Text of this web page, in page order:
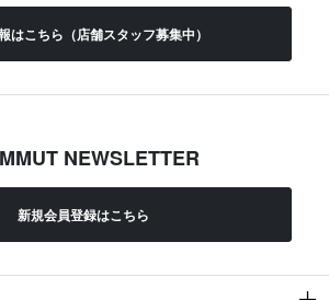
はこちら（店舗スタッフ募集中）
NEWSLETTER
新規会員登録はこちら